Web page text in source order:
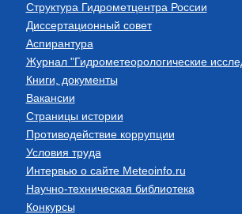
Структура Гидрометцентра России
Диссертационный совет
Аспирантура
Журнал "Гидрометеорологические
Книги, документы
Вакансии
Страницы истории
Противодействие коррупции
Условия труда
Интервью о сайте Meteoinfo.ru
Научно-техническая библиотека
Конкурсы